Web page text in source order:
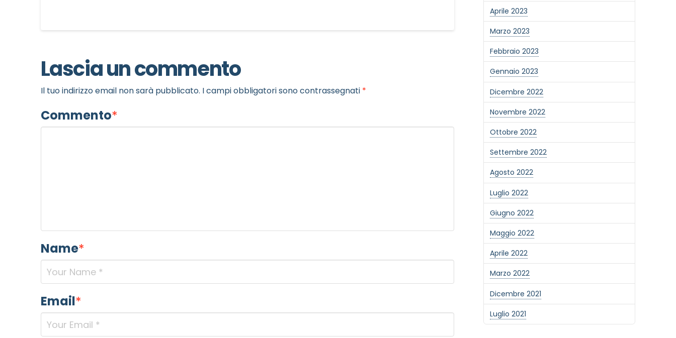
Lascia un commento
Il tuo indirizzo email non sarà pubblicato. I campi obbligatori sono contrassegnati *
Commento*
Name*
Email*
Aprile 2023
Marzo 2023
Febbraio 2023
Gennaio 2023
Dicembre 2022
Novembre 2022
Ottobre 2022
Settembre 2022
Agosto 2022
Luglio 2022
Giugno 2022
Maggio 2022
Aprile 2022
Marzo 2022
Dicembre 2021
Luglio 2021